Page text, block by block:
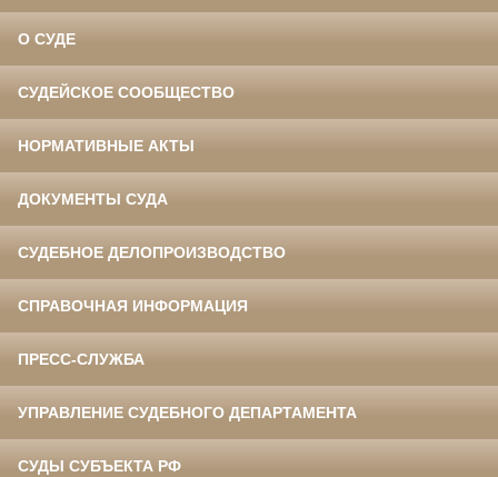
О СУДЕ
СУДЕЙСКОЕ СООБЩЕСТВО
НОРМАТИВНЫЕ АКТЫ
ДОКУМЕНТЫ СУДА
СУДЕБНОЕ ДЕЛОПРОИЗВОДСТВО
СПРАВОЧНАЯ ИНФОРМАЦИЯ
ПРЕСС-СЛУЖБА
УПРАВЛЕНИЕ СУДЕБНОГО ДЕПАРТАМЕНТА
СУДЫ СУБЪЕКТА РФ